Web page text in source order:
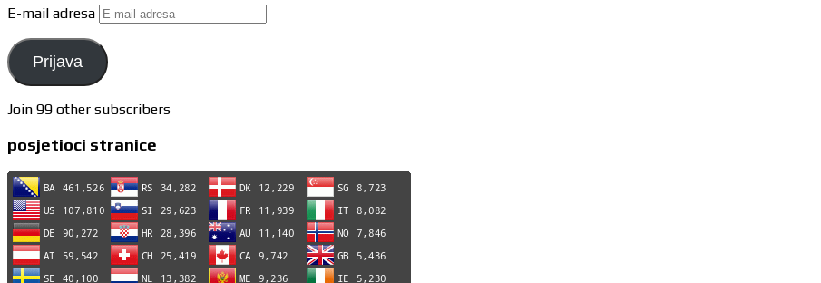
E-mail adresa
Prijava
Join 99 other subscribers
posjetioci stranice